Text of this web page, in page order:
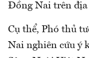
Đồng Nai trên
Cụ thể, Phó thủ
Nai nghiên cứu ý